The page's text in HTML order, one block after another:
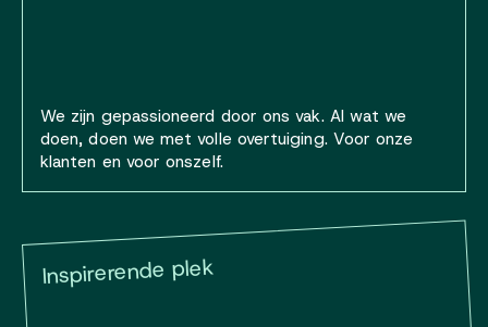
We zijn gepassioneerd door ons vak. Al wat we
doen, doen we met volle overtuiging. Voor onze
klanten en voor onszelf.
Inspirerende plek